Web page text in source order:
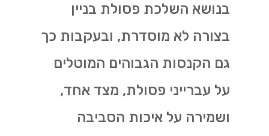
בנושא השלכת פסולת בניין
בצורה לא מוסדרת, ובעקבות כך
גם הקנסות הגבוהים המוטלים
על עברייני פסולת, מצד אחד,
ושמירה על איכות הסביבה